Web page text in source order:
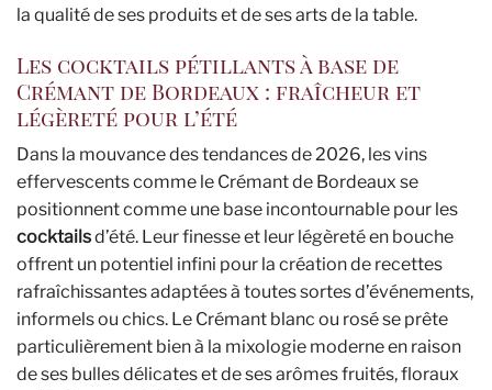
la qualité de ses produits et de ses arts de la table.
Les cocktails pétillants à base de
Crémant de Bordeaux : fraîcheur et
légèreté pour l’été
Dans la mouvance des tendances de 2026, les vins
effervescents comme le Crémant de Bordeaux se
positionnent comme une base incontournable pour les
cocktailsd’été. Leur finesse et leur légèreté en bouche
offrent un potentiel infini pour la création de recettes
rafraîchissantes adaptées à toutes sortes d’événements,
informels ou chics. Le Crémant blanc ou rosé se prête
particulièrement bien à la mixologie moderne en raison
de ses bulles délicates et de ses arômes fruités, floraux